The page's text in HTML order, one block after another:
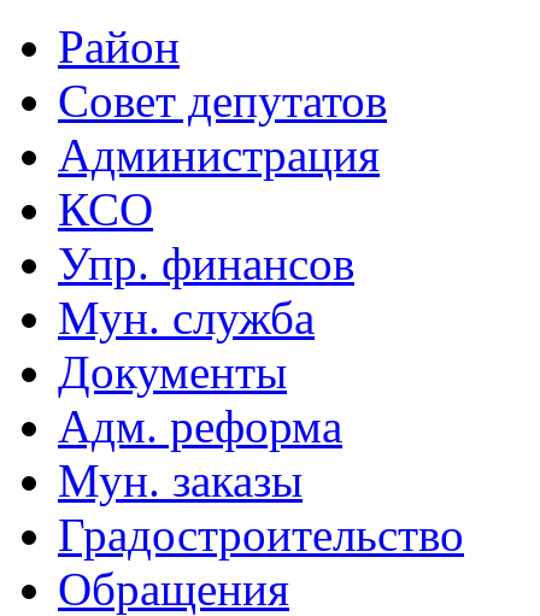
Район
Совет депутатов
Администрация
КСО
Упр. финансов
Мун. служба
Документы
Адм. реформа
Мун. заказы
Градостроительство
Обращения